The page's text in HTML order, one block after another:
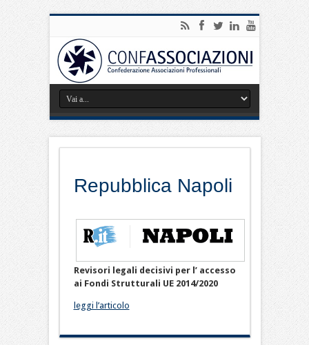
Repubblica Napoli
Revisori legali decisivi per l’ accesso
ai Fondi Strutturali UE 2014/2020
leggi l’articolo